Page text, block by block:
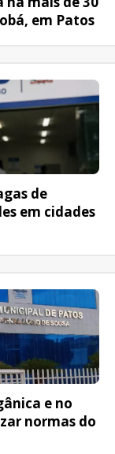
em Patos
de
em cidades
e no
normas do